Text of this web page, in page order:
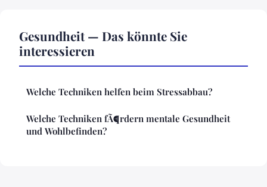
Gesundheit — Das könnte Sie
interessieren
Welche Techniken helfen beim Stressabbau?
Welche Techniken fÃ¶rdern mentale Gesundheit
und Wohlbefinden?